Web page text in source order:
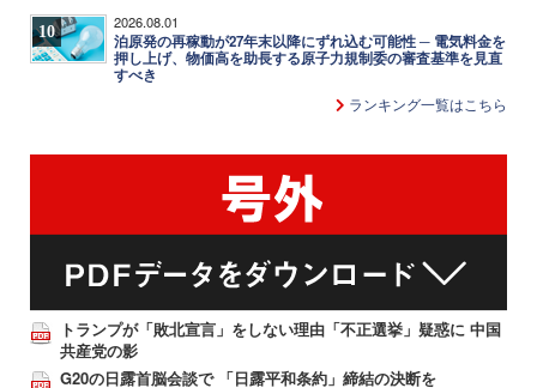
10 2026.08.01
泊原発の再稼動が27年末以降にずれ込む可能性 ─ 電気料金を
押し上げ、物価高を助長する原子力規制委の審査基準を見直
すべき
ランキング一覧はこちら
トランプが「敗北宣言」をしない理由「不正選挙」疑惑に 中国
共産党の影
G20の日露首脳会談で 「日露平和条約」締結の決断を